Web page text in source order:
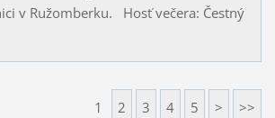
v Ružomberku. Hosť večera: Čestný
1 2 3 4 5 > >>